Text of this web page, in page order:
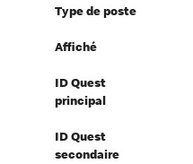
Type de poste
Affiché
ID Quest
principal
ID Quest
secondaire